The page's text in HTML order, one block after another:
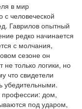
в мир
с человеческой
Гаврилов опытный
редко начинается
с молчания,
сезоне он
не только логики, но
что свидетели
убедительными.
профессии: дом,
под ударом,